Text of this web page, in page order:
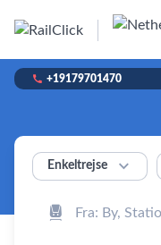
 +19179701470
Enkeltrejse 
